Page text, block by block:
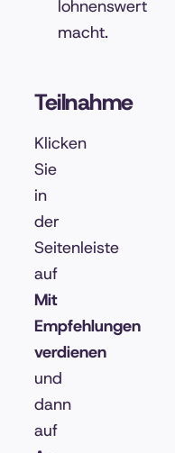
lohnenswert
macht.
Teilnahme
Klicken
Sie
in
der
Seitenleiste
auf
Mit
Empfehlungen
verdienen
und
dann
auf